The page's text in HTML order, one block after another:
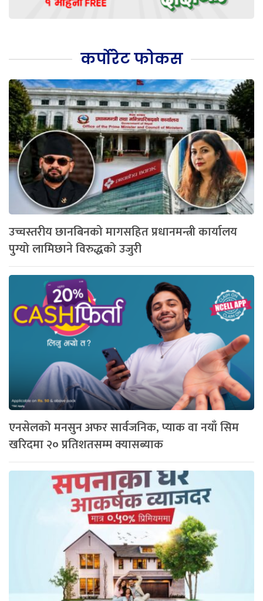
कर्पोरेट फोकस
उच्चस्तरीय छानबिनको मागसहित प्रधानमन्त्री कार्यालय
पुग्यो लामिछाने विरुद्धको उजुरी
एनसेलको मनसुन अफर सार्वजनिक, प्याक वा नयाँ सिम
खरिदमा २० प्रतिशतसम्म क्यासब्याक